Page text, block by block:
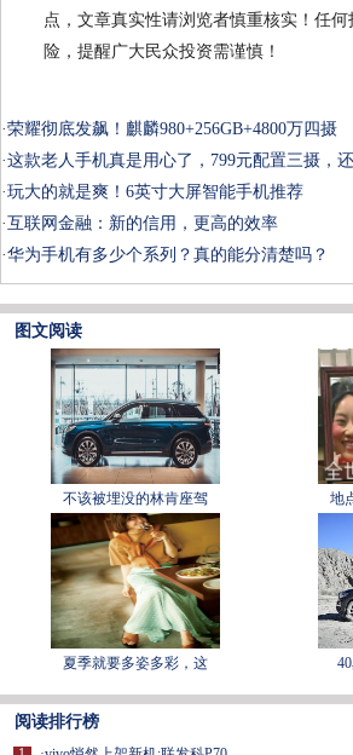
点，文章真实性请浏览者慎重核实！任
险，提醒广大民众投资需谨慎！
·荣耀彻底发飙！麒麟980+256GB+4800万四摄
·这款老人手机真是用心了，799元配置三摄，
·玩大的就是爽！6英寸大屏智能手机推荐
·​互联网金融：新的信用，更高的效率
·华为手机有多少个系列？真的能分清楚吗？
图文阅读
不该被埋没的林肯座驾 地
夏季就要多姿多彩，这
阅读排行榜